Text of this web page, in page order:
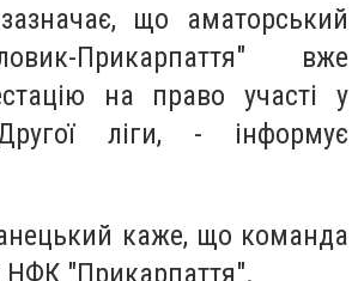
що аматорський
Прикарпаття" вже
на право участі у
ліги, - інформує
каже, що команда
НФК "Прикарпаття".